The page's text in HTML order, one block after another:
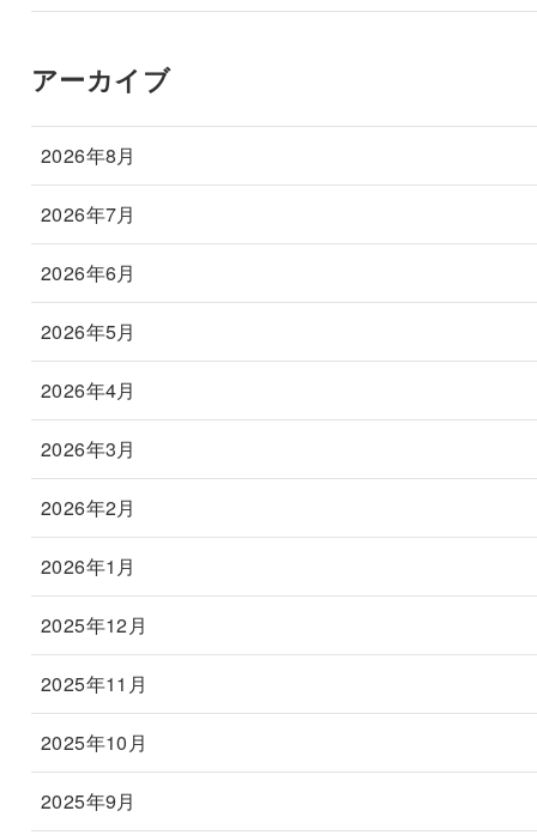
アーカイブ
2026年8月
2026年7月
2026年6月
2026年5月
2026年4月
2026年3月
2026年2月
2026年1月
2025年12月
2025年11月
2025年10月
2025年9月